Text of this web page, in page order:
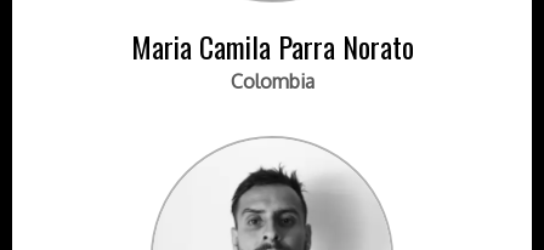
Maria Camila Parra Norato
Colombia